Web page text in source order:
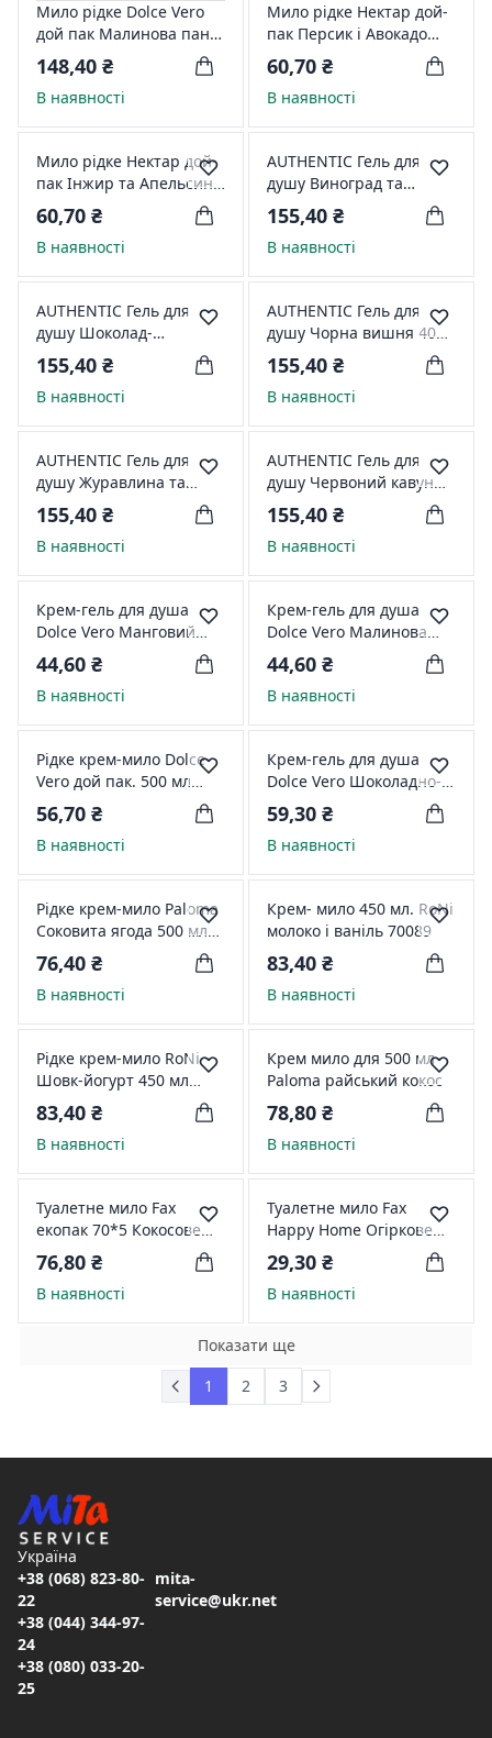
Мило рідке Dolce Vero
дой пак Малинова пана-
котта 1500 мл 59093
148,40 ₴
В наявності
Мило рідке Нектар дой-
пак Персик і Авокадо
1000 мл 35147
60,70 ₴
В наявності
Мило рідке Нектар дой-
пак Інжир та Апельсин
1000 мл 55618
60,70 ₴
В наявності
AUTHENTIC Гель для
душу Виноград та
грейпфрут 400 мл 35544
155,40 ₴
В наявності
AUTHENTIC Гель для
душу Шоколад-
Апельсин 400 мл 56753
155,40 ₴
В наявності
AUTHENTIC Гель для
душу Чорна вишня 400
мл 59825
155,40 ₴
В наявності
AUTHENTIC Гель для
душу Журавлина та
нектарин 400 мл 35555
155,40 ₴
В наявності
AUTHENTIC Гель для
душу Червоний кавун
400 мл 35542
155,40 ₴
В наявності
Крем-гель для душа
Dolce Vero Манговий
мус 330мл 353807
44,60 ₴
В наявності
Крем-гель для душа
Dolce Vero Малинова
панна-котта 330мл
466701
44,60 ₴
В наявності
Рідке крем-мило Dolce
Vero дой пак. 500 мл
Кокосовий Рахат-лукум
466224
56,70 ₴
В наявності
Крем-гель для душа
Dolce Vero Шоколадно-
м'ятний брауні 330мл
26375
59,30 ₴
В наявності
Рідке крем-мило Paloma
Соковита ягода 500 мл
(PE50458)
76,40 ₴
В наявності
Крем- мило 450 мл. RoNi
молоко і ваніль 70089
83,40 ₴
В наявності
Рідке крем-мило RoNi
Шовк-йогурт 450 мл
(70096)
83,40 ₴
В наявності
Крем мило для 500 мл
Paloma райський кокос
78,80 ₴
В наявності
Туалетне мило Fax
екопак 70*5 Кокосове
молочко 63761
76,80 ₴
В наявності
Туалетне мило Fax
Happy Home Огіркове
105 г 61275
29,30 ₴
В наявності
Показати ще
1
2 3
Україна
+38 (068) 823-80-
22
+38 (044) 344-97-
24
+38 (080) 033-20-
25
mita-
service@ukr.net